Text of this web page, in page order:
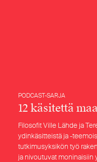
PODCAST-SARJA
12 käsitettä
Filosofit Ville Lähde ja
ydinkäsitteistä ja -
tutkimusyksikön työ
ja nivoutuvat moninaisiin